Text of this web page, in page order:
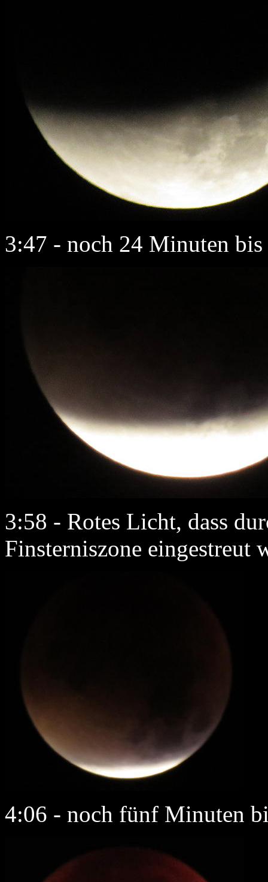
3:47 - noch 24 Minuten
3:58 - Rotes Licht, dass
Finsterniszone eingestreut
4:06 - noch fünf Minuten